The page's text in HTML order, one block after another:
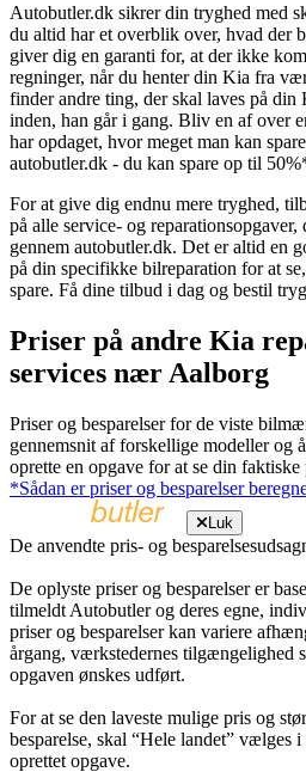
Autobutler.dk sikrer din tryghed med
du altid har et overblik over, hvad der
giver dig en garanti for, at der ikke
regninger, når du henter din Kia fra
finder andre ting, der skal laves på
inden, han går i gang. Bliv en af over
har opdaget, hvor meget man kan
autobutler.dk - du kan spare op til
For at give dig endnu mere tryghed,
på alle service- og
gennem autobutler.dk. Det er altid en
på din specifikke bilreparation for at
spare. Få dine tilbud i dag og bestil
Priser på andre Kia
services nær Aalborg
Priser og besparelser for de viste
gennemsnit af forskellige modeller og
oprette en opgave for at se din faktiske
*Sådan er priser og besparelser
Luk
De anvendte pris- og
De oplyste priser og besparelser er
tilmeldt Autobutler og deres egne,
priser og besparelser kan variere
årgang, værkstedernes tilgængelighed
opgaven ønskes udført.
For at se den laveste mulige pris og
besparelse, skal “Hele landet” vælges
oprettet opgave.